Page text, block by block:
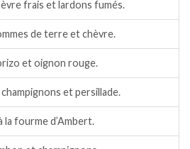
frais et lardons fumés.
de terre et chèvre.
et oignon rouge.
et persillade.
la fourme d’Ambert.